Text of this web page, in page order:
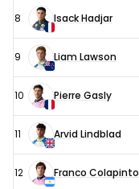
8 Isack Hadjar
9 Liam Lawson
10 Pierre Gasly
11 Arvid Lindblad
12 Franco Colapinto